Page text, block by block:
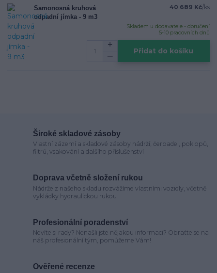
Samonosná kruhová
odpadní jímka - 9 m3
40 689 Kč/ks
Skladem u dodavatele - doručení
5-10 pracovních dnů
Přidat do košíku
Široké skladové zásoby
Vlastní zázemí a skladové zásoby nádrží, čerpadel, poklopů,
filtrů, vsakování a dalšího příslušenství
Doprava včetně složení rukou
Nádrže z našeho skladu rozvážíme vlastními vozidly, včetně
vykládky hydraulickou rukou
Profesionální poradenství
Nevíte si rady? Nenašli jste nějakou informaci? Obraťte se na
náš profesionální tým, pomůžeme Vám!
Ověřené recenze